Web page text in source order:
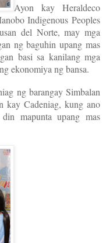
Ayon kay Heraldeco
Indigenous Peoples
del Norte, may mga
ng baguhin upang mas
basi sa kanilang mga
ekonomiya ng bansa.
ng barangay Simbalan
kay Cadeniag, kung ano
mapunta upang mas